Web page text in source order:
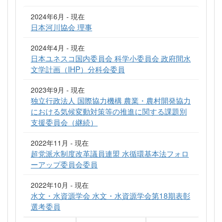
2024年6月 - 現在
日本河川協会 理事
2024年4月 - 現在
日本ユネスコ国内委員会 科学小委員会 政府間水
文学計画（IHP）分科会委員
2023年9月 - 現在
独立行政法人 国際協力機構 農業・農村開発協力
における気候変動対策等の推進に関する課題別
支援委員会（継続）
2022年11月 - 現在
超党派水制度改革議員連盟 水循環基本法フォロ
ーアップ委員会委員
2022年10月 - 現在
水文・水資源学会 水文・水資源学会第18期表彰
選考委員